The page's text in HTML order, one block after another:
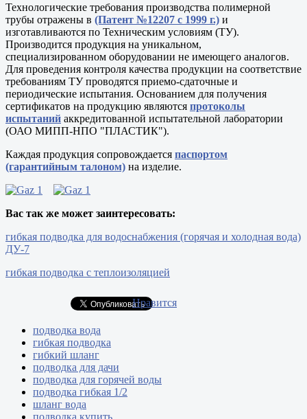
Технологические требования производства полимерной
трубы отражены в (Патент №12207 с 1999 г.) и
изготавливаются по Техническим условиям (ТУ).
Производится продукция на уникальном,
специализированном оборудовании не имеющего аналогов.
Для проведения контроля качества продукции на соответствие
требованиям ТУ проводятся приемо-сдаточные и
периодические испытания. Основанием для получения
сертификатов на продукцию являются протоколы
испытаний аккредитованной испытательной лаборатории
(ОАО МИПП-НПО "ПЛАСТИК").
Каждая продукция сопровождается паспортом
(гарантийным талоном) на изделие.
Вас так же может заинтересовать:
гибкая подводка для водоснабжения (горячая и холодная вода)
ДУ-7
гибкая подводка с теплоизоляцией
Нравится
подводка вода
гибкая подводка
гибкий шланг
подводка для дачи
подводка для горячей воды
подводка гибкая 1/2
шланг вода
подводка купить